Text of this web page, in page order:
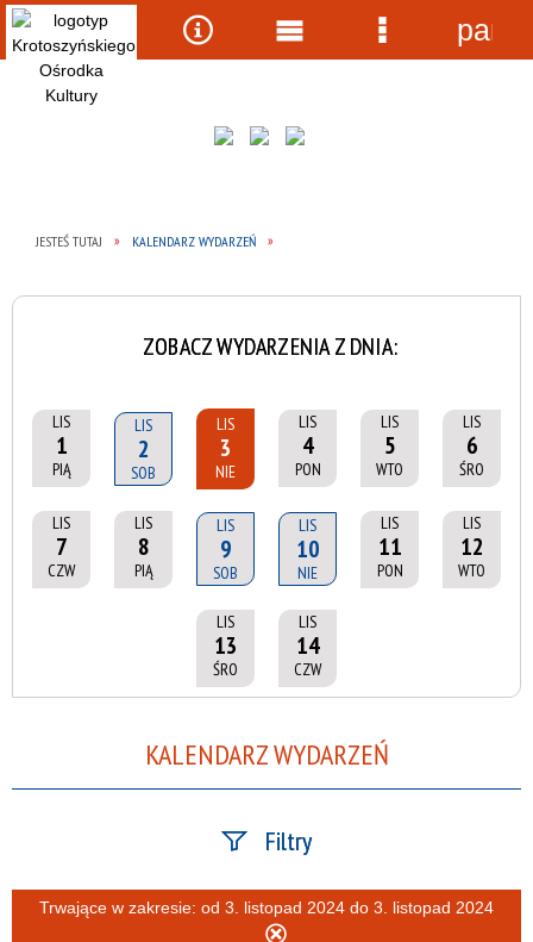
JESTEŚ TUTAJ KALENDARZ WYDARZEŃ
ZOBACZ WYDARZENIA Z DNIA:
LIS
1
PIĄ
LIS
2
SOB
LIS
3
NIE
LIS
4
PON
LIS
5
WTO
LIS
6
ŚRO
LIS
7
CZW
LIS
8
PIĄ
LIS
9
SOB
LIS
10
NIE
LIS
11
PON
LIS
12
WTO
LIS
13
ŚRO
LIS
14
CZW
KALENDARZ WYDARZEŃ
Filtry
Szukana fraza
Trwające w zakresie: od 3. listopad 2024 do 3. listopad 2024
Wyszukiwarka
Narzędzia
Menu Menu
panel